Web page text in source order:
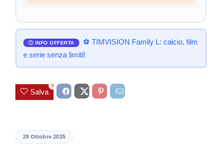
⚽ TIMVISION Family L: calcio, film
e serie senza limiti!
Salva
0
29 Ottobre 2025